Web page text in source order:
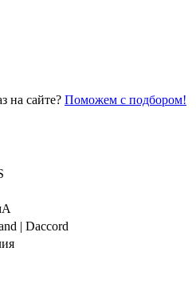
на сайте? Поможем с подбором!
| Daccord